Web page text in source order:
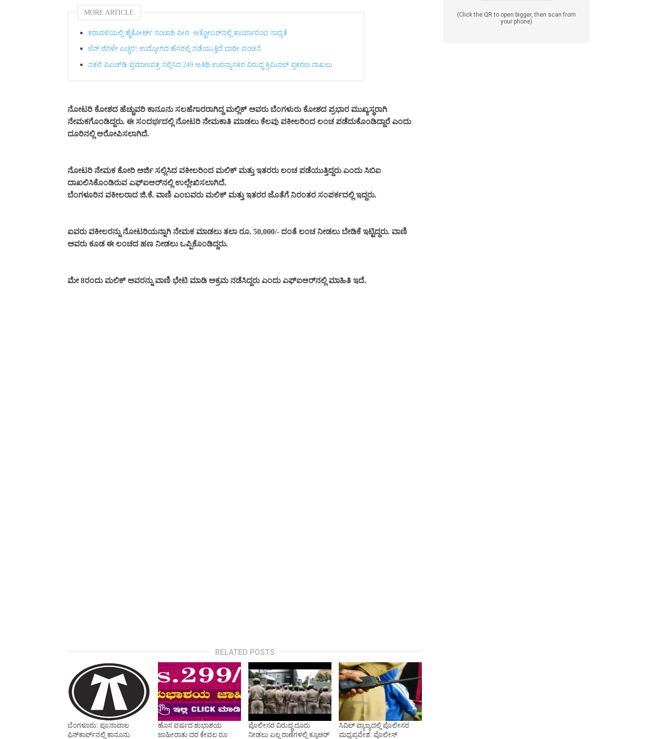
MORE ARTICLE
ಕರಾವಳಿಯಲ್ಲಿ ಹೈಕೋರ್ಟ್ ಸಂಚಾರಿ ಪೀಠ: ಅಕ್ಟೋಬರ್‌ನಲ್ಲಿ ಕಾರ್ಯಾರಂಭ ಸಾಧ್ಯತೆ
ಜೆನ್ ಜಿಗಳೇ ಎಚ್ಚರ! ಉದ್ಯೋಗದ ಹೆಸರಲ್ಲಿ ನಡೆಯುತ್ತಿದೆ ಭಾರೀ ವಂಚನೆ
ನಕಲಿ ಪಿಎಚ್‌ಡಿ ಪ್ರಮಾಣಪತ್ರ ಸಲ್ಲಿಸಿದ 249 ಅತಿಥಿ ಉಪನ್ಯಾಸಕರ ವಿರುದ್ಧ ಕ್ರಿಮಿನಲ್ ಪ್ರಕರಣ ದಾಖಲು
ನೋಟರಿ ಕೋಶದ ಹೆಚ್ಚುವರಿ ಕಾನೂನು ಸಲಹೆಗಾರರಾಗಿದ್ದ ಮಲ್ಲಿಕ್ ಅವರು ಬೆಂಗಳುರು ಕೋಶದ ಪ್ರಭಾರ ಮುಖ್ಯಸ್ಥರಾಗಿ
ನೇಮಕಗೊಂಡಿದ್ದರು. ಈ ಸಂದರ್ಭದಲ್ಲಿ ನೋಟರಿ ನೇಮಕಾತಿ ಮಾಡಲು ಕೆಲವು ವಕೀಲರಿಂದ ಲಂಚ ಪಡೆದುಕೊಂಡಿದ್ದಾರೆ ಎಂದು
ದೂರಿನಲ್ಲಿ ಆರೋಪಿಸಲಾಗಿದೆ.
ನೋಟರಿ ನೇಮಕ ಕೋರಿ ಅರ್ಜಿ ಸಲ್ಲಿಸಿದ ವಕೀಲರಿಂದ ಮಲಿಕ್ ಮತ್ತು ಇತರರು ಲಂಚ ಪಡೆಯುತ್ತಿದ್ದರು ಎಂದು ಸಿಬಿಐ
ದಾಖಲಿಸಿಕೊಂಡಿರುವ ಎಫ್‌ಐಆರ್‌ನಲ್ಲಿ ಉಲ್ಲೇಖಿಸಲಾಗಿದೆ.
ಬೆಂಗಳೂರಿನ ವಕೀಲರಾದ ಜಿ.ಕೆ. ವಾಣಿ ಎಂಬವರು ಮಲಿಕ್ ಮತ್ತು ಇತರರ ಜೊತೆಗೆ ನಿರಂತರ ಸಂಪರ್ಕದಲ್ಲಿ ಇದ್ದರು.
ಐವರು ವಕೀಲರನ್ನು ನೋಟರಿಯನ್ನಾಗಿ ನೇಮಕ ಮಾಡಲು ತಲಾ ರೂ. 50,000/- ದಂತೆ ಲಂಚ ನೀಡಲು ಬೇಡಿಕೆ ಇಟ್ಟಿದ್ದರು. ವಾಣಿ
ಅವರು ಕೂಡ ಈ ಲಂಚದ ಹಣ ನೀಡಲು ಒಪ್ಪಿಕೊಂಡಿದ್ದರು.
ಮೇ 8ರಂದು ಮಲಿಕ್ ಅವರನ್ನು ವಾಣಿ ಭೇಟಿ ಮಾಡಿ ಅಕ್ರಮ ನಡೆಸಿದ್ದರು ಎಂದು ಎಫ್‌ಐಆರ್‌ನಲ್ಲಿ ಮಾಹಿತಿ ಇದೆ.
RELATED POSTS
ಬೆಂಗಳೂರು: ಪೂನಾವಾಲ
ಫಿನ್‌ಕಾರ್ಪ್‌ನಲ್ಲಿ ಕಾನೂನು
ಹೊಸ ವರ್ಷದ ಶುಭಾಶಯ
ಜಾಹೀರಾತು ದರ ಕೇವಲ ರೂ
ಪೊಲೀಸರ ವಿರುದ್ಧ ದೂರು
ನೀಡಲು ಎಲ್ಲ ಠಾಣೆಗಳಲ್ಲಿ ಕ್ಯೂಆರ್
ಸಿವಿಲ್ ವ್ಯಾಜ್ಯದಲ್ಲಿ ಪೊಲೀಸರ
ಮಧ್ಯಪ್ರವೇಶ: ಪೊಲೀಸ್
(Click the QR to open bigger, then scan from
your phone)